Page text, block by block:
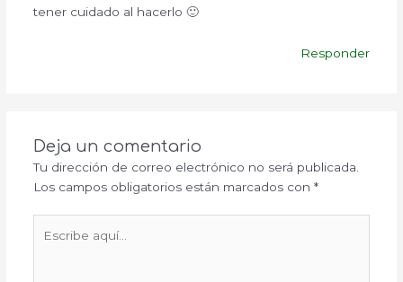
tener cuidado al hacerlo 🙂
Responder
Deja un comentario
Tu dirección de correo electrónico no será publicada.
Los campos obligatorios están marcados con *
aquí...